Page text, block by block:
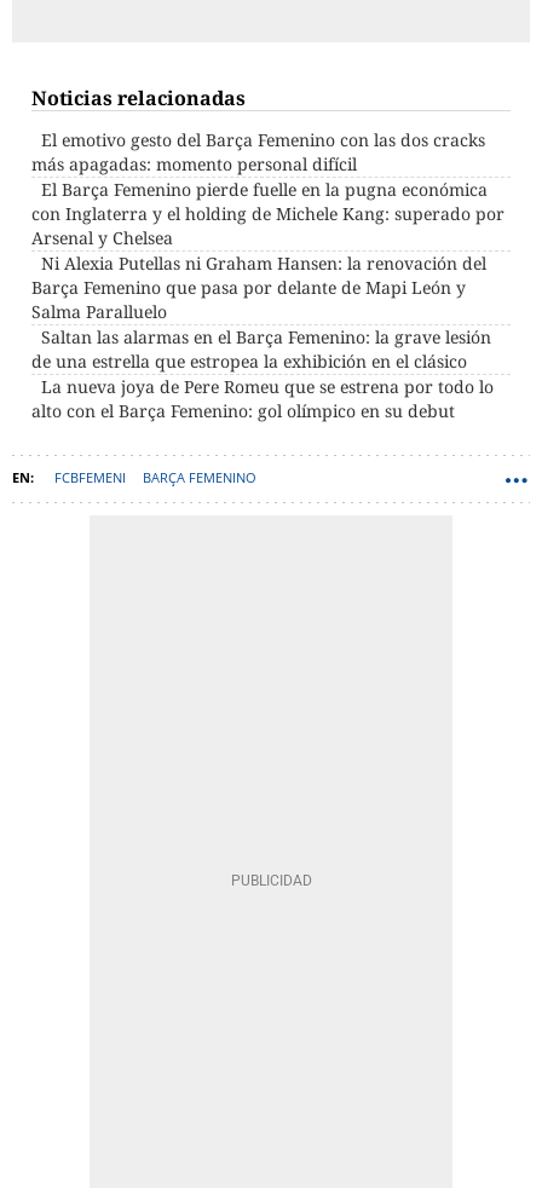
Noticias relacionadas
El emotivo gesto del Barça Femenino con las dos cracks
más apagadas: momento personal difícil
El Barça Femenino pierde fuelle en la pugna económica
con Inglaterra y el holding de Michele Kang: superado por
Arsenal y Chelsea
Ni Alexia Putellas ni Graham Hansen: la renovación del
Barça Femenino que pasa por delante de Mapi León y
Salma Paralluelo
Saltan las alarmas en el Barça Femenino: la grave lesión
de una estrella que estropea la exhibición en el clásico
La nueva joya de Pere Romeu que se estrena por todo lo
alto con el Barça Femenino: gol olímpico en su debut
FCBFEMENI BARÇA FEMENINO